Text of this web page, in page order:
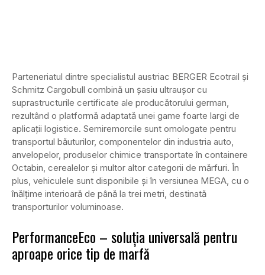
Parteneriatul dintre specialistul austriac BERGER Ecotrail și
Schmitz Cargobull combină un șasiu ultraușor cu
suprastructurile certificate ale producătorului german,
rezultând o platformă adaptată unei game foarte largi de
aplicații logistice. Semiremorcile sunt omologate pentru
transportul băuturilor, componentelor din industria auto,
anvelopelor, produselor chimice transportate în containere
Octabin, cerealelor și multor altor categorii de mărfuri. În
plus, vehiculele sunt disponibile și în versiunea MEGA, cu o
înălțime interioară de până la trei metri, destinată
transporturilor voluminoase.
PerformanceEco – soluția universală pentru
aproape orice tip de marfă